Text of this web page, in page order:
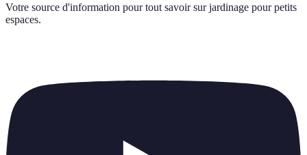
Votre source d'information pour tout savoir sur jardinage pour petits
espaces.